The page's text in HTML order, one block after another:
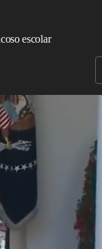
escolar